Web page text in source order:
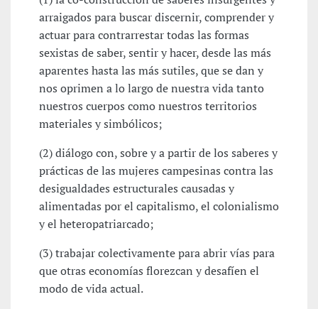
arraigados para buscar discernir, comprender y
actuar para contrarrestar todas las formas
sexistas de saber, sentir y hacer, desde las más
aparentes hasta las más sutiles, que se dan y
nos oprimen a lo largo de nuestra vida tanto
nuestros cuerpos como nuestros territorios
materiales y simbólicos;
(2) diálogo con, sobre y a partir de los saberes y
prácticas de las mujeres campesinas contra las
desigualdades estructurales causadas y
alimentadas por el capitalismo, el colonialismo
y el heteropatriarcado;
(3) trabajar colectivamente para abrir vías para
que otras economías florezcan y desafíen el
modo de vida actual.